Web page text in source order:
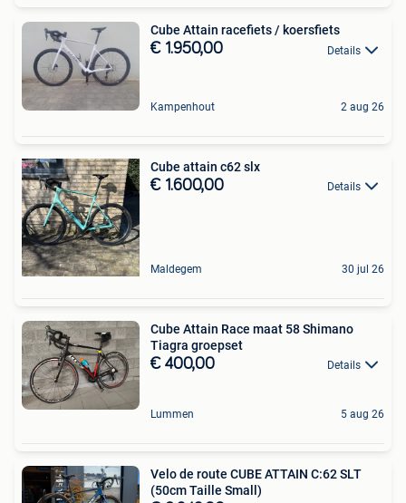
Cube Attain racefiets / koersfiets
€ 1.950,00 Details
Kampenhout 2 aug 26
Cube attain c62 slx
€ 1.600,00 Details
Maldegem 30 jul 26
Cube Attain Race maat 58 Shimano
Tiagra groepset
€ 400,00 Details
Lummen 5 aug 26
Velo de route CUBE ATTAIN C:62 SLT
(50cm Taille Small)